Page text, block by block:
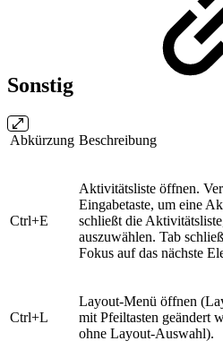
Sonstig
Abkürzung Beschreibung
Ctrl+E
Aktivitätsliste öffnen.
Eingabetaste, um eine
schließt die
auszuwählen. Tab
Fokus auf das nächste
Ctrl+L
Layout-Menü öffnen
mit Pfeiltasten geändert
ohne Layout-Auswahl).